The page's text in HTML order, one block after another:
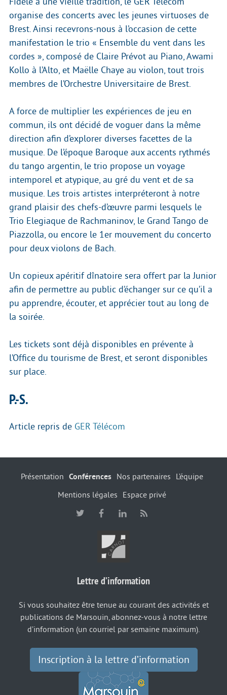
organise des concerts avec les jeunes virtuoses de
Brest. Ainsi recevrons-nous à l’occasion de cette
manifestation le trio « Ensemble du vent dans les
cordes », composé de Claire Prévot au Piano, Awami
Kollo à l’Alto, et Maëlle Chaye au violon, tout trois
membres de l’Orchestre Universitaire de Brest.
A force de multiplier les expériences de jeu en
commun, ils ont décidé de voguer dans la même
direction afin d’explorer diverses facettes de la
musique. De l’époque Baroque aux accents rythmés
du tango argentin, le trio propose un voyage
intemporel et atypique, au gré du vent et de sa
musique. Les trois artistes interpréteront à notre
grand plaisir des chefs-d’œuvre parmi lesquels le
Trio Elegiaque de Rachmaninov, le Grand Tango de
Piazzolla, ou encore le 1er mouvement du concerto
pour deux violons de Bach.
Un copieux apéritif dînatoire sera offert par la Junior
afin de permettre au public d’échanger sur ce qu’il a
pu apprendre, écouter, et apprécier tout au long de
la soirée.
Les tickets sont déjà disponibles en prévente à
l’Office du tourisme de Brest, et seront disponibles
sur place.
P.-S.
Article repris de GER Télécom
Présentation Conférences Nos partenaires
L’équipe
Mentions légales
Espace privé
Lettre d’information
Si vous souhaitez être tenue au courant des activités et
publications de Marsouin, abonnez-vous à notre lettre
d’information (un courriel par semaine maximum).
Inscription à la lettre d’information